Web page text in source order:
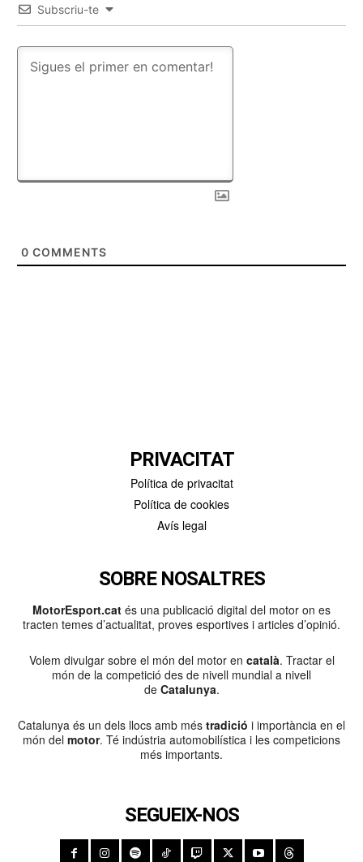
Subscriu-te
0 COMMENTS
PRIVACITAT
Política de privacitat
Política de cookies
Avís legal
SOBRE NOSALTRES
MotorEsport.cat és una publicació digital del motor on es
tracten temes d’actualitat, proves esportives i articles d’opinió.
Volem divulgar sobre el món del motor en català. Tractar el
món de la competició des de nivell mundial a nivell
de Catalunya.
Catalunya és un dels llocs amb més tradició i importància en el
món del motor. Té indústria automobilística i les competicions
més importants.
SEGUEIX-NOS